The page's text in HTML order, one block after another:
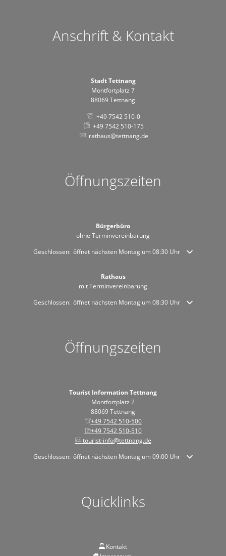
Anschrift & Kontakt
Stadt Tettnang
Montfortplatz 7
88069 Tettnang
+49 7542 510-0
+49 7542 510-175
rathaus@tettnang.de
Öffnungszeiten
Bürgerbüro
ohne Terminvereinbarung
Klicken, um weitere Öffnungs- oder Schließzeiten auszublenden
Geschlossen: öffnet nächsten Montag um 08:30 Uhr
Rathaus
mit Terminvereinbarung
Klicken, um weitere Öffnungs- oder Schließzeiten auszublenden
Geschlossen: öffnet nächsten Montag um 08:30 Uhr
Öffnungszeiten
Tourist Information Tettnang
Montfortplatz 2
88069 Tettnang
+49 7542 510-500
+49 7542 510-510
tourist-info@tettnang.de
Klicken, um weitere Öffnungs- oder Schließzeiten auszublenden
Geschlossen: öffnet nächsten Montag um 09:00 Uhr
Quicklinks
Kontakt